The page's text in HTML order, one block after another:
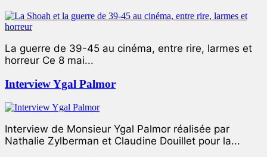
La guerre de 39-45 au cinéma, entre rire, larmes et
horreur Ce 8 mai...
Interview Ygal Palmor
Interview de Monsieur Ygal Palmor réalisée par
Nathalie Zylberman et Claudine Douillet pour la...